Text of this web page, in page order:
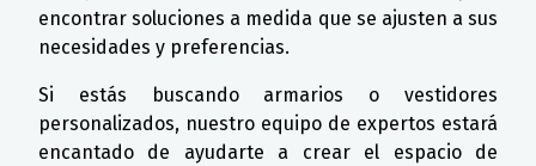
encontrar soluciones a medida que se ajusten a sus
necesidades y preferencias.
Si estás buscando armarios o vestidores
personalizados, nuestro equipo de expertos estará
encantado de ayudarte a crear el espacio de